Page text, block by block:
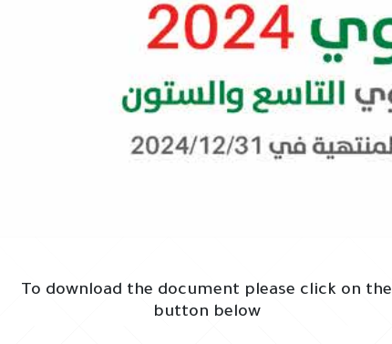
To download the document please click on the
button below